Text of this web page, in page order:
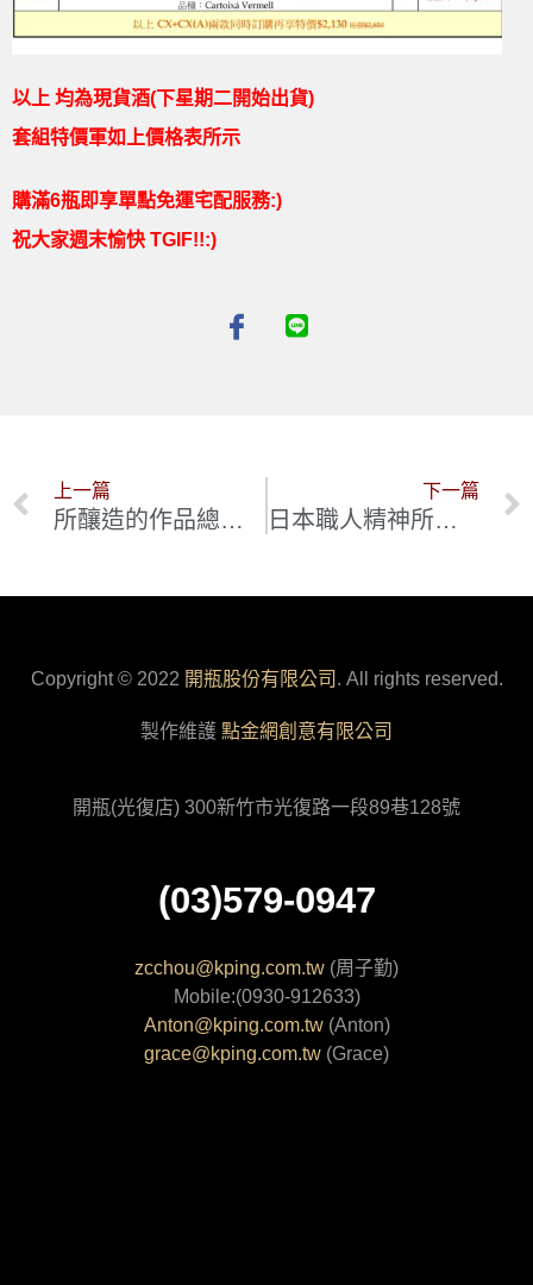
以上 均為現貨酒(下星期二開始出貨)
套組特價軍如上價格表所示
購滿6瓶即享單點免運宅配服務:)
祝大家週末愉快 TGIF!!:)
上一篇
所釀造的作品總是拿來與法國頂級酒款相提並論 葡萄牙杜奧(Dao)天才風土派釀酒師 António Madeira
下一篇
日本職人精神所闡釋的布根地風土:天地人 Lou Dumont 及其自有葡萄園K&J
Copyright © 2022 開瓶股份有限公司 . All rights reserved.
製作維護 點金網創意有限公司
開瓶(光復店) 300新竹市光復路一段89巷128號
(03)579-0947
zcchou@kping.com.tw (周子勤)
Mobile:(0930-912633)
Anton@kping.com.tw(Anton)
grace@kping.com.tw (Grace)